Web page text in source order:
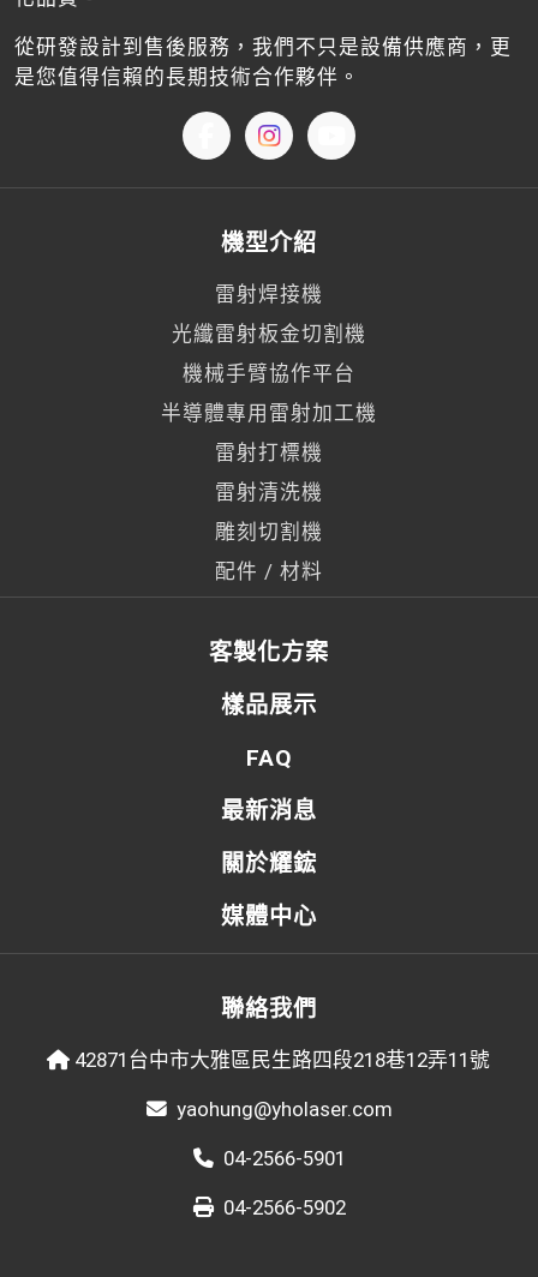
從研發設計到售後服務，我們不只是設備供應商，更
是您值得信賴的長期技術合作夥伴。
機型介紹
雷射焊接機
光纖雷射板金切割機
機械手臂協作平台
半導體專用雷射加工機
雷射打標機
雷射清洗機
雕刻切割機
配件 / 材料
客製化方案
樣品展示
FAQ
最新消息
關於耀鋐
媒體中心
聯絡我們
42871台中市大雅區民生路四段218巷12弄11號
yaohung@yholaser.com
04-2566-5901
04-2566-5902